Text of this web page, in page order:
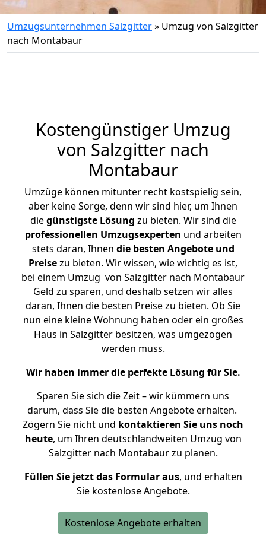
Umzugsunternehmen Salzgitter» Umzug von Salzgitter
nach Montabaur
Kostengünstiger Umzug
von Salzgitter nach
Montabaur
Umzüge können mitunter recht kostspielig sein,
aber keine Sorge, denn wir sind hier, um Ihnen
diegünstigste Lösung zu bieten. Wir sind die
professionellen Umzugsexperten und arbeiten
stets daran, Ihnen die besten Angebote und
Preisezu bieten. Wir wissen, wie wichtig es ist,
bei einem Umzug von Salzgitter nach Montabaur
Geld zu sparen, und deshalb setzen wir alles
daran, Ihnen die besten Preise zu bieten. Ob Sie
nun eine kleine Wohnung haben oder ein großes
Haus in Salzgitter besitzen, was umgezogen
werden muss.
Wir haben immer die perfekte Lösung für Sie.
Sparen Sie sich die Zeit – wir kümmern uns
darum, dass Sie die besten Angebote erhalten.
Zögern Sie nicht und kontaktieren Sie uns noch
heute, um Ihren deutschlandweiten Umzug von
Salzgitter nach Montabaur zu planen.
Füllen Sie jetzt das Formular aus, und erhalten
Sie kostenlose Angebote.
Kostenlose Angebote erhalten